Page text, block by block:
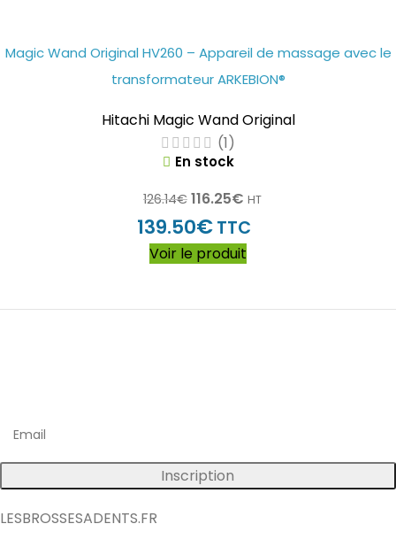
Magic Wand Original HV260 – Appareil de massage avec le
transformateur ARKEBION®
Hitachi Magic Wand Original
(1)
En stock
126.14€ 116.25€ HT
139.50€ TTC
Voir le produit
Inscription
LESBROSSESADENTS.FR